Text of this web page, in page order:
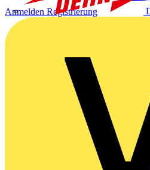
Anmelden Registrierung